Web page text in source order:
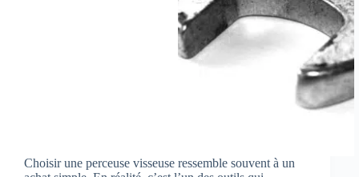
Choisir une perceuse visseuse ressemble souvent à un